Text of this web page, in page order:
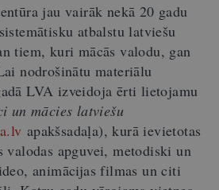
jau vairāk nekā 20 gadu
atbalstu latviešu
tiem, kuri mācās valodu, gan
nodrošinātu materiālu
LVA izveidoja ērti lietojamu
un mācies latviešu
apakšsadaļa), kurā ievietotas
valodas apguvei, metodiski un
animācijas filmas un citi